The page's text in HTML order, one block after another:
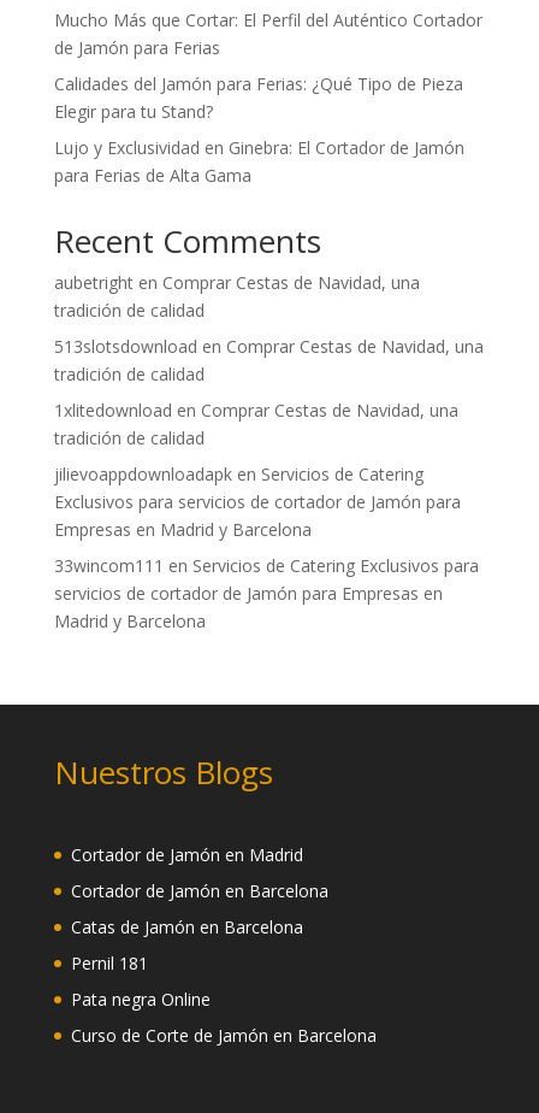
Mucho Más que Cortar: El Perfil del Auténtico Cortador
de Jamón para Ferias
Calidades del Jamón para Ferias: ¿Qué Tipo de Pieza
Elegir para tu Stand?
Lujo y Exclusividad en Ginebra: El Cortador de Jamón
para Ferias de Alta Gama
Recent Comments
aubetrighten Comprar Cestas de Navidad, una
tradición de calidad
513slotsdownload en Comprar Cestas de Navidad, una
tradición de calidad
1xlitedownload en Comprar Cestas de Navidad, una
tradición de calidad
jilievoappdownloadapken Servicios de Catering
Exclusivos para servicios de cortador de Jamón para
Empresas en Madrid y Barcelona
33wincom111 en Servicios de Catering Exclusivos para
servicios de cortador de Jamón para Empresas en
Madrid y Barcelona
Nuestros Blogs
Cortador de Jamón en Madrid
Cortador de Jamón en Barcelona
Catas de Jamón en Barcelona
Pernil 181
Pata negra Online
Curso de Corte de Jamón en Barcelona